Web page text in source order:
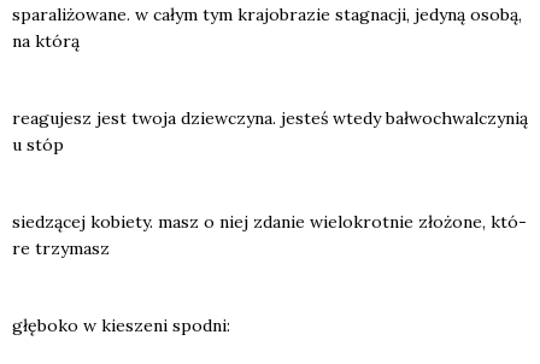
spa­ra­li­żo­wa­ne. w całym tym kra­jo­bra­zie sta­gna­cji, jedy­ną oso­bą,
na któ­rą
reagu­jesz jest two­ja dziew­czy­na. jesteś wte­dy bał­wo­chwal­czy­nią
u stóp
sie­dzą­cej kobie­ty. masz o niej zda­nie wie­lo­krot­nie zło­żo­ne, któ­
re trzy­masz
głę­bo­ko w kie­sze­ni spodni: